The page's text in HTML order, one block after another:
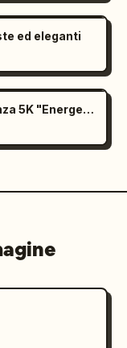
ed eleganti
Locandina della Corsa di Beneficenza 5K "Energetic"